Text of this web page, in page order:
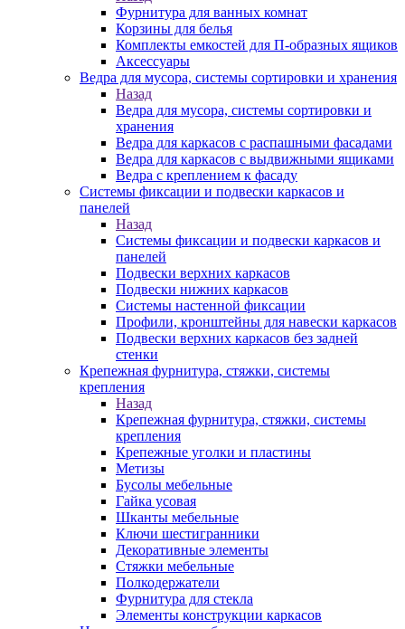
Фурнитура для ванных комнат
Корзины для белья
Комплекты емкостей для П-образных ящиков
Аксессуары
Ведра для мусора, системы сортировки и хранения
Назад
Ведра для мусора, системы сортировки и
хранения
Ведра для каркасов с распашными фасадами
Ведра для каркасов с выдвижными ящиками
Ведра с креплением к фасаду
Системы фиксации и подвески каркасов и
панелей
Назад
Системы фиксации и подвески каркасов и
панелей
Подвески верхних каркасов
Подвески нижних каркасов
Системы настенной фиксации
Профили, кронштейны для навески каркасов
Подвески верхних каркасов без задней
стенки
Крепежная фурнитура, стяжки, системы
крепления
Назад
Крепежная фурнитура, стяжки, системы
крепления
Крепежные уголки и пластины
Метизы
Бусолы мебельные
Гайка усовая
Шканты мебельные
Ключи шестигранники
Декоративные элементы
Стяжки мебельные
Полкодержатели
Фурнитура для стекла
Элементы конструкции каркасов